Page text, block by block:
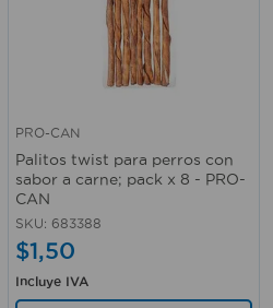
PRO-CAN
Palitos twist para perros con
sabor a carne; pack x 8 - PRO-
CAN
SKU: 683388
$1,50
Incluye IVA